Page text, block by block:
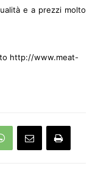
e a prezzi molto
http://www.meat-